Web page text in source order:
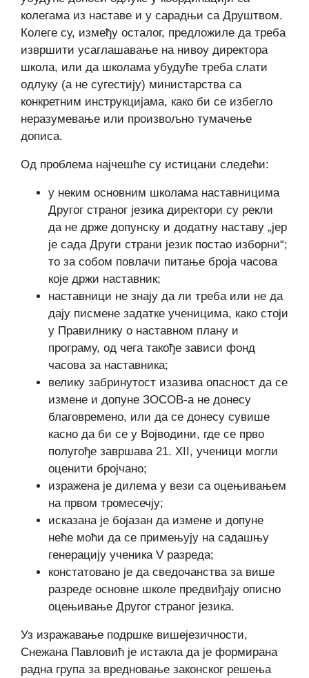
колегама из наставе и у сарадњи са Друштвом.
Колеге су, између осталог, предложиле да треба
извршити усаглашавање на нивоу директора
школа, или да школама убудуће треба слати
одлуку (а не сугестију) министарства са
конкретним инструкцијама, како би се избегло
неразумевање или произвољно тумачење
дописа.
Од проблема најчешће су истицани следећи:
у неким основним школама наставницима
Другог страног језика директори су рекли
да не држе допунску и додатну наставу „јер
је сада Други страни језик постао изборни“;
то за собом повлачи питање броја часова
које држи наставник;
наставници не знају да ли треба или не да
дају писмене задатке ученицима, како стоји
у Правилнику о наставном плану и
програму, од чега такође зависи фонд
часова за наставника;
велику забринутост изазива опасност да се
измене и допуне ЗОСОВ-а не донесу
благовремено, или да се донесу сувише
касно да би се у Војводини, где се прво
полугође завршава 21. ХII, ученици могли
оценити бројчано;
изражена је дилема у вези са оцењивањем
на првом тромесечју;
исказана је бојазан да измене и допуне
неће моћи да се примењују на садашњу
генерацију ученика V разреда;
констатовано је да сведочанства за више
разреде основне школе предвиђају описно
оцењивање Другог страног језика.
Уз изражавање подршке вишејезичности,
Снежана Павловић је истакла да је формирана
радна група за вредновање законског решења